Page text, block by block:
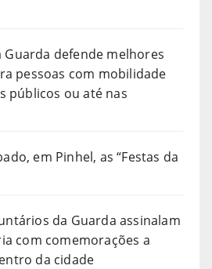
Guarda defende melhores
pessoas com mobilidade
públicos ou até nas
em Pinhel, as “Festas da
da Guarda assinalam
com comemorações a
da cidade